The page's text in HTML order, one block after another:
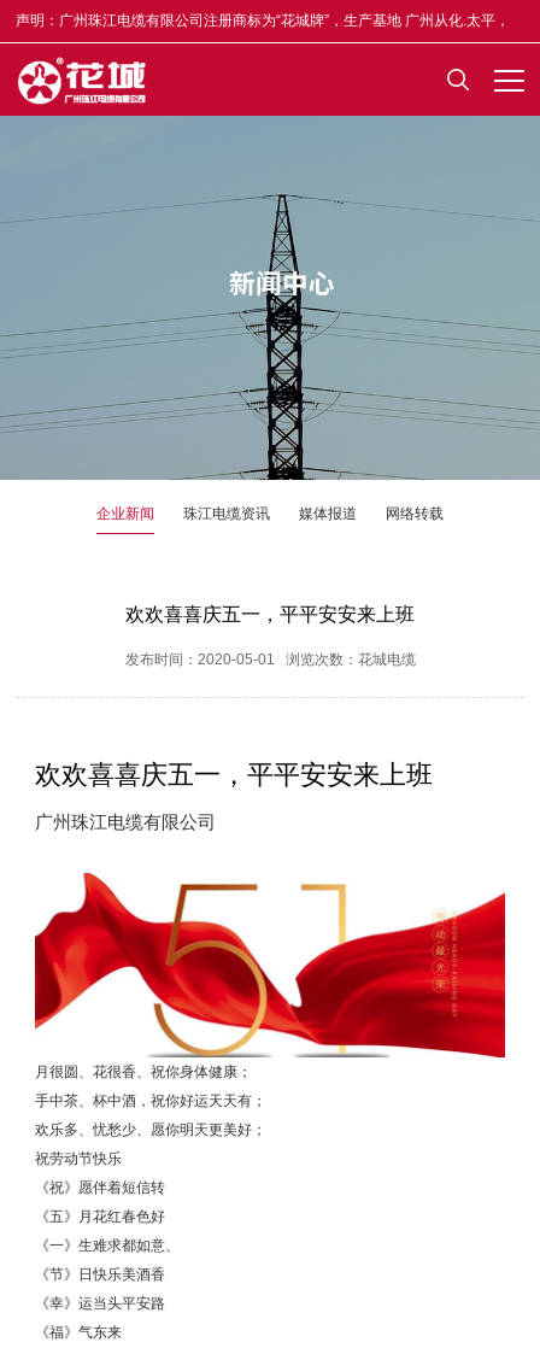
声明：广州珠江电缆有限公司注册商标为“花城牌”，生产基地 广州从化.太平，
合格证均印有“木棉花”标志，凡不符者为假冒，举报奖5-50万元，举报电话
13922335835。
企业新闻 珠江电缆资讯 媒体报道 网络转载
欢欢喜喜庆五一，平平安安来上班
发布时间：2020-05-01 浏览次数：花城电缆
欢欢喜喜庆五一，平平安安来上班
广州珠江电缆有限公司
月很圆、花很香、祝你身体健康；
手中茶、杯中酒，祝你好运天天有 ；
欢乐多、忧愁少、愿你明天更美好；
祝劳动节快乐
《祝》愿伴着短信转
《五》月花红春色好
《一》生难求都如意、
《节》日快乐美酒香
《幸》运当头平安路
《福》气东来